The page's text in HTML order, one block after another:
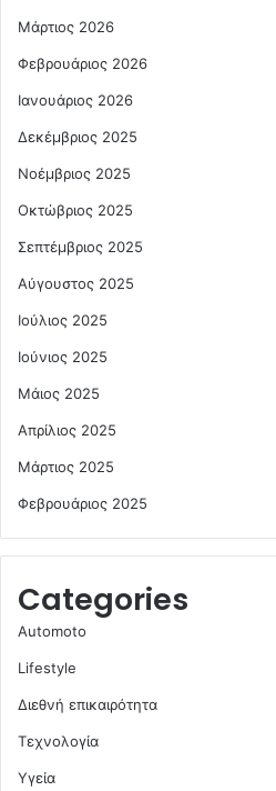
Μάρτιος 2026
Φεβρουάριος 2026
Ιανουάριος 2026
Δεκέμβριος 2025
Νοέμβριος 2025
Οκτώβριος 2025
Σεπτέμβριος 2025
Αύγουστος 2025
Ιούλιος 2025
Ιούνιος 2025
Μάιος 2025
Απρίλιος 2025
Μάρτιος 2025
Φεβρουάριος 2025
Categories
Automoto
Lifestyle
Διεθνή επικαιρότητα
Τεχνολογία
Υγεία